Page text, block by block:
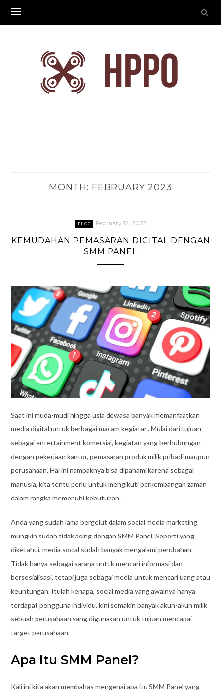
content
MONTH: FEBRUARY 2023
BLOG February 12, 2023
KEMUDAHAN PEMASARAN DIGITAL DENGAN
SMM PANEL
Saat ini muda-mudi hingga usia dewasa banyak memanfaatkan
media digital untuk berbagai macam kegiatan. Mulai dari tujuan
sebagai entertainment komersial, kegiatan yang berhubungan
dengan pekerjaan kantor, pemasaran produk milik pribadi maupun
perusahaan. Hal ini nampaknya bisa dipahami karena sebagai
manusia, kita tentu perlu untuk mengikuti perkembangan zaman
dalam rangka memenuhi kebutuhan.
Anda yang sudah lama bergelut dalam social media marketing
mungkin sudah tidak asing dengan SMM Panel. Seperti yang
diketahui, media social sudah banyak mengalami perubahan.
Tidak hanya sebagai sarana untuk mencari informasi dan
bersosialisasi, tetapi juga sebagai media untuk mencari uang atau
keuntungan. Itulah kenapa, social media yang awalnya hanya
terdapat pengguna individu, kini semakin banyak akun-akun milik
sebuah perusahaan yang digunakan untuk tujuan mencapai
target perusahaan.
Apa Itu SMM Panel?
Kali ini kita akan membahas mengenai apa itu SMM Panel yang